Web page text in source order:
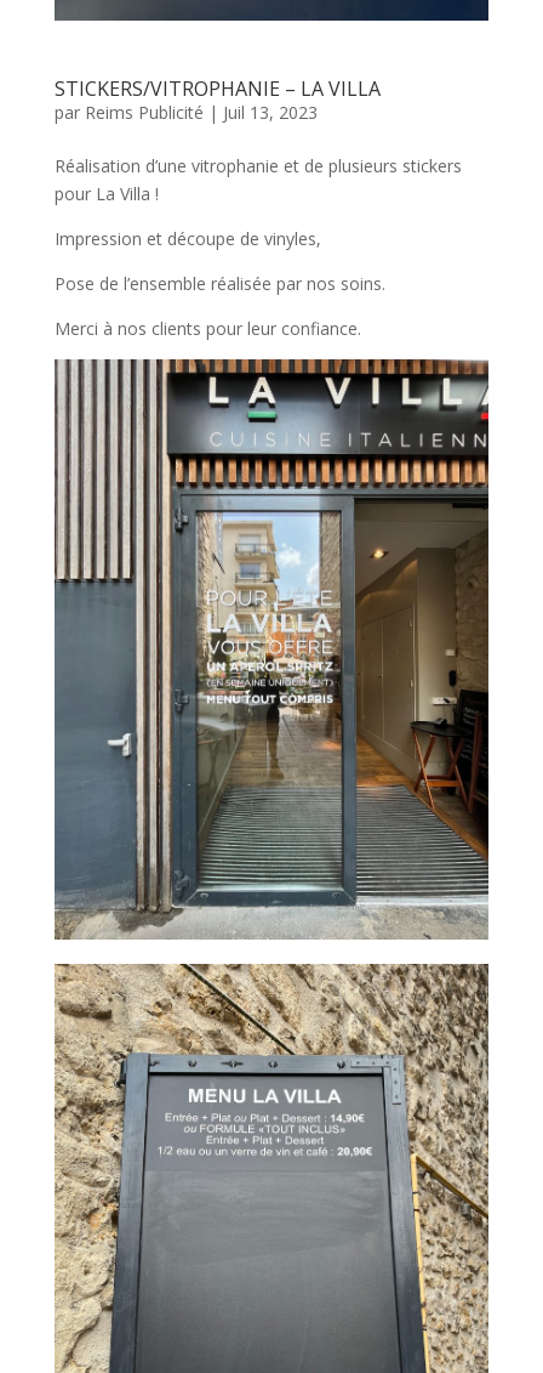
STICKERS/VITROPHANIE – LA VILLA
par Reims Publicité | Juil 13, 2023
Réalisation d’une vitrophanie et de plusieurs stickers
pour La Villa !
Impression et découpe de vinyles,
Pose de l’ensemble réalisée par nos soins.
Merci à nos clients pour leur confiance.